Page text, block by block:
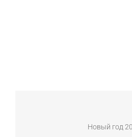
Новый год